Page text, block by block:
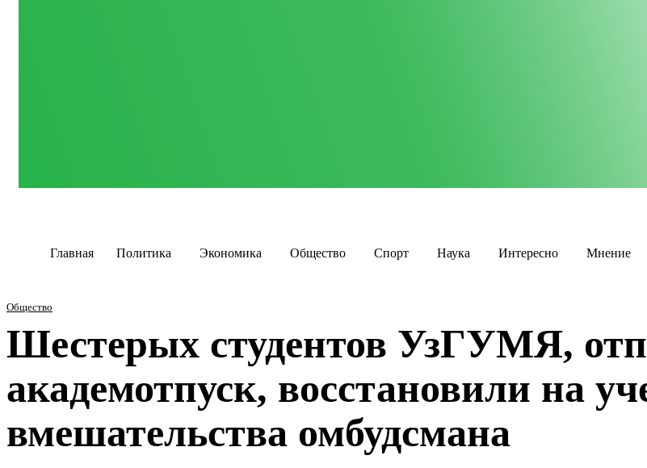
Главная Политика Экономика Общество Спорт Наука Интересно Мнение
Общество
Шестерых студентов УзГУМЯ,
академотпуск, восстановили на
вмешательства омбудсмана